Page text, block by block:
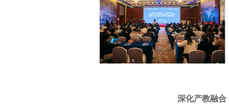
深化产教融